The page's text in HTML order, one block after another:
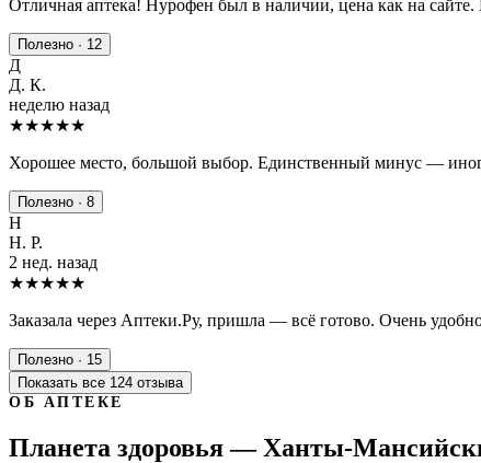
Отличная аптека! Нурофен был в наличии, цена как на
Полезно · 12
Д
Д. К.
неделю назад
★★★★★
Хорошее место, большой выбор. Единственный минус —
Полезно · 8
Н
Н. Р.
2 нед. назад
★★★★★
Заказала через Аптеки.Ру, пришла — всё готово. Очень
Полезно · 15
Показать все 124 отзыва
ОБ АПТЕКЕ
Планета здоровья — Ханты-